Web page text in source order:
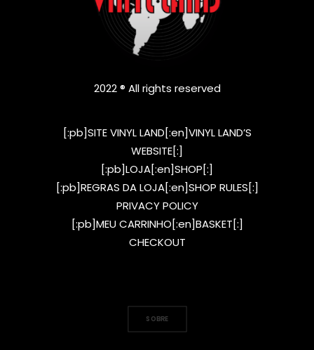
2022 ® All rights reserved
[:pb]SITE VINYL LAND[:en]VINYL LAND’S
WEBSITE[:]
[:pb]LOJA[:en]SHOP[:]
[:pb]REGRAS DA LOJA[:en]SHOP RULES[:]
PRIVACY POLICY
[:pb]MEU CARRINHO[:en]BASKET[:]
CHECKOUT
SOBRE